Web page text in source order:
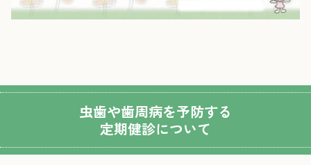
虫歯や歯周病を予防する
定期健診について